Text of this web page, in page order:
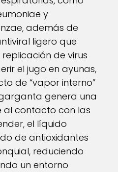
y
además de
ligero que
de virus
el jugo en ayunas,
de “vapor interno”
genera una
al contacto con las
el líquido
de antioxidantes
reduciendo
un entorno